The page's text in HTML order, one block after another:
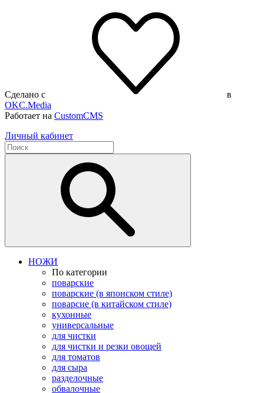
Сделано с
в
OKC.Media
Работает на CustomCMS
Личный кабинет
НОЖИ
По категории
поварские
поварские (в японском стиле)
поварсие (в китайском стиле)
кухонные
универсальные
для чистки
для чистки и резки овощей
для томатов
для сыра
разделочные
обвалочные